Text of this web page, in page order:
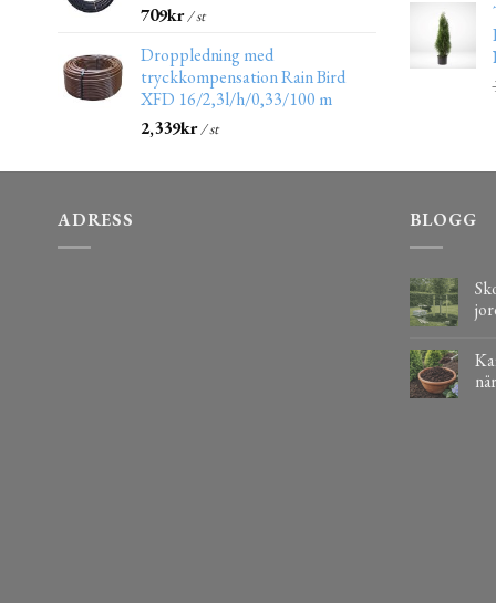
709kr/ st
Droppledning med
tryckkompensation Rain Bird
XFD 16/2,3l/h/0,33/100 m
2,339kr/ st
ADRESS BLOGG